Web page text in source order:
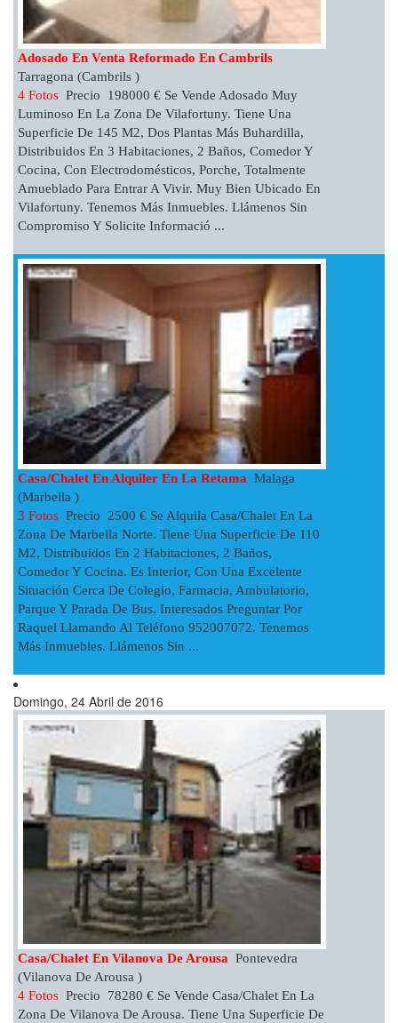
Adosado En Venta Reformado En Cambrils
Tarragona (Cambrils )
4 Fotos Precio 198000 € Se Vende Adosado Muy
Luminoso En La Zona De Vilafortuny. Tiene Una
Superficie De 145 M2, Dos Plantas Más Buhardilla,
Distribuidos En 3 Habitaciones, 2 Baños, Comedor Y
Cocina, Con Electrodomésticos, Porche, Totalmente
Amueblado Para Entrar A Vivir. Muy Bien Ubicado En
Vilafortuny. Tenemos Más Inmuebles. Llámenos Sin
Compromiso Y Solicite Informació ...
Casa/chalet En Alquiler En La Retama Malaga
(Marbella )
3 Fotos Precio 2500 € Se Alquila Casa/chalet En La
Zona De Marbella Norte. Tiene Una Superficie De 110
M2, Distribuidos En 2 Habitaciones, 2 Baños,
Comedor Y Cocina. Es Interior, Con Una Excelente
Situación Cerca De Colegio, Farmacia, Ambulatorio,
Parque Y Parada De Bus. Interesados Preguntar Por
Raquel Llamando Al Teléfono 952007072. Tenemos
Más Inmuebles. Llámenos Sin ...
Domingo, 24 Abril de 2016
Casa/chalet En Vilanova De Arousa Pontevedra
(Vilanova De Arousa )
4 Fotos Precio 78280 € Se Vende Casa/chalet En La
Zona De Vilanova De Arousa. Tiene Una Superficie De